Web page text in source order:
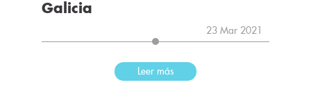
Galicia
23 Mar 2021
Leer más